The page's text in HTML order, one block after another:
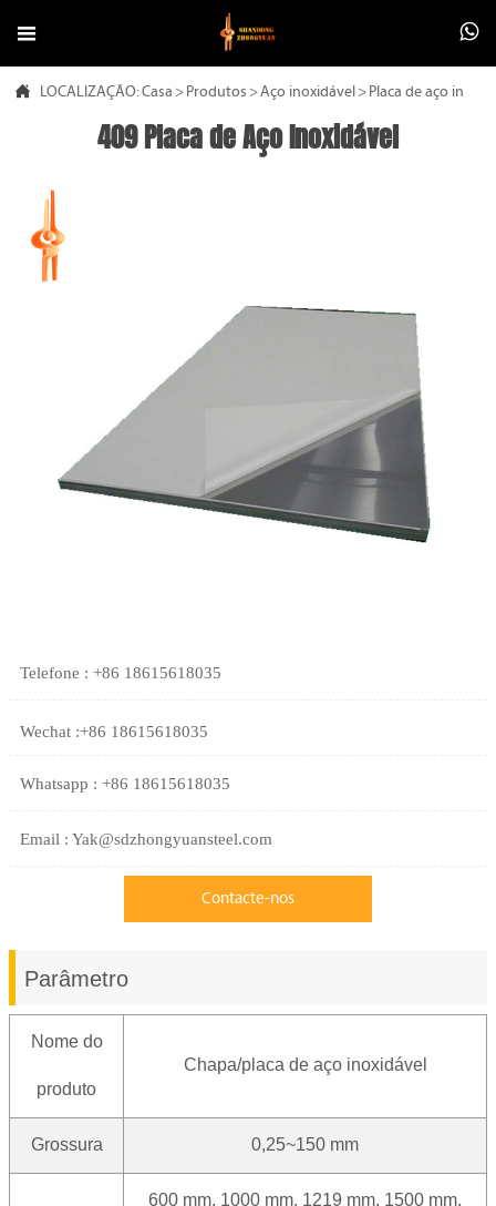
 
 LOCALIZAÇÃO:Casa > Produtos >Aço inoxidável > Placa de aço
409 Placa de Aço Inoxidável
Telefone : +86 18615618035
Wechat :+86 18615618035
Whatsapp : +86 18615618035
Email : Yak@sdzhongyuansteel.com
Contacte-nos
Parâmetro
Nome do
produto
Chapa/placa de aço inoxidável
Grossura 0,25~150 mm
600 mm, 1000 mm, 1219 mm, 1500 mm,